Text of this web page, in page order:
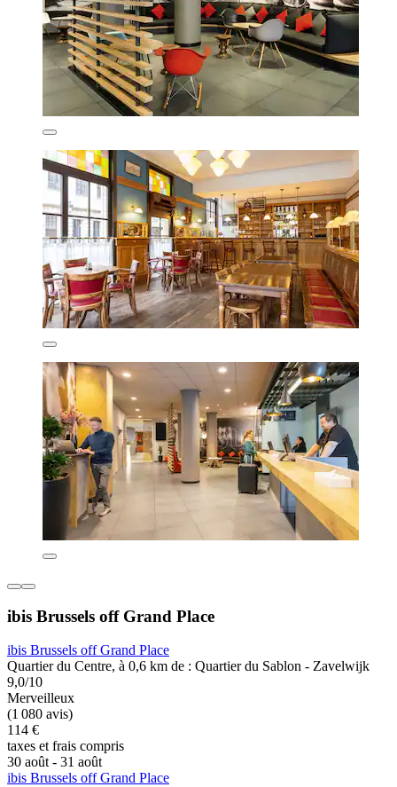
ibis Brussels off Grand Place
ibis Brussels off Grand Place
Quartier du Centre, à 0,6 km de : Quartier du Sablon - Zavelwijk
9,0/10
Merveilleux
(1 080 avis)
114 €
taxes et frais compris
30 août - 31 août
ibis Brussels off Grand Place